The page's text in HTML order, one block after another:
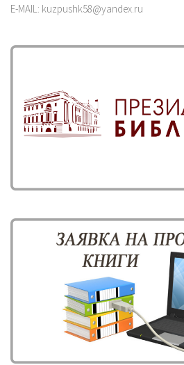
E-MAIL: kuzpushk58@yandex.ru